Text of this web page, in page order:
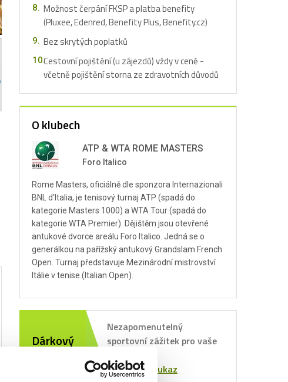
Možnost čerpání FKSP a platba benefity
(Pluxee, Edenred, Benefity Plus, Benefity.cz)
Bez skrytých poplatků
Cestovní pojištění (u zájezdů) vždy v ceně -
včetně pojištění storna ze zdravotních důvodů
O klubech
ATP & WTA ROME MASTERS
Foro Italico
Rome Masters, oficiálně dle sponzora Internazionali
BNL d'Italia, je tenisový turnaj ATP (spadá do
kategorie Masters 1000) a WTA Tour (spadá do
kategorie WTA Premier). Dějištěm jsou otevřené
antukové dvorce areálu Foro Italico. Jedná se o
generálkou na pařížský antukový Grandslam French
Open. Turnaj představuje Mezinárodní mistrovství
Itálie v tenise (Italian Open).
Dárkový
Nezapomenutelný
sportovní zážitek pro vaše
Objednat poukaz